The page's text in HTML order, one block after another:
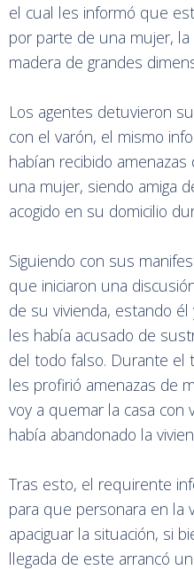
el cual les informó que
por parte de una mujer,
madera de grandes
Los agentes detuvieron
con el varón, el mismo
habían recibido
una mujer, siendo amiga
acogido en su domicilio
Siguiendo con sus
que iniciaron una
de su vivienda, estando
les había acusado de
del todo falso. Durante el
les profirió amenazas de
voy a quemar la casa con
había abandonado la
Tras esto, el requirente
para que personara en la
apaciguar la situación, si
llegada de este arrancó